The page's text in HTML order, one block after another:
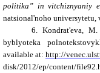
polіtika” in vіtchiznyanіy
natsional'noho universytetu,
6. Kondrat'eva,
byblyoteka
available at: http://
disk/2012/ep/content/